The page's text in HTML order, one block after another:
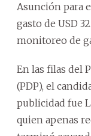
Asunción para
gasto de USD
monitoreo de
En las filas del
(PDP), el
publicidad fue
quien apenas